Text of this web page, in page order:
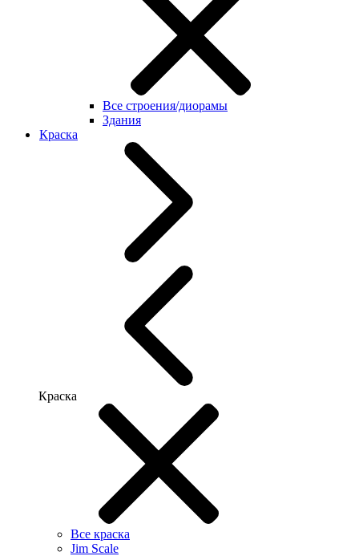
Все строения/диорамы
Здания
Краска
Краска
Все краска
Jim Scale